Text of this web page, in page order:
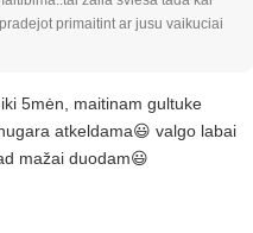
primaitint ar jusu vaikuciai
5mėn, maitinam gultuke
atkeldama😃 valgo labai
mažai duodam😃